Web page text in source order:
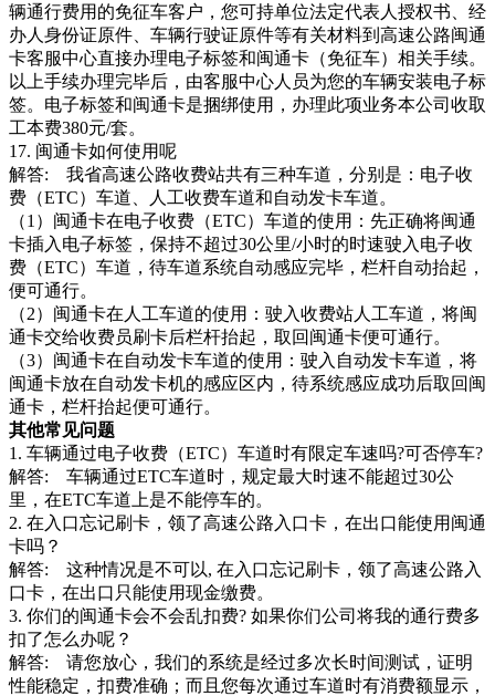
辆通行费用的免征车客户，您可持单位法定代表人授权书、经
办人身份证原件、车辆行驶证原件等有关材料到高速公路闽通
卡客服中心直接办理电子标签和闽通卡（免征车）相关手续。
以上手续办理完毕后，由客服中心人员为您的车辆安装电子标
签。电子标签和闽通卡是捆绑使用，办理此项业务本公司收取
工本费380元/套。
17. 闽通卡如何使用呢
解答: 我省高速公路收费站共有三种车道，分别是：电子收
费（ETC）车道、人工收费车道和自动发卡车道。
（1）闽通卡在电子收费（ETC）车道的使用：先正确将闽通
卡插入电子标签，保持不超过30公里/小时的时速驶入电子收
费（ETC）车道，待车道系统自动感应完毕，栏杆自动抬起，
便可通行。
（2）闽通卡在人工车道的使用：驶入收费站人工车道，将闽
通卡交给收费员刷卡后栏杆抬起，取回闽通卡便可通行。
（3）闽通卡在自动发卡车道的使用：驶入自动发卡车道，将
闽通卡放在自动发卡机的感应区内，待系统感应成功后取回闽
通卡，栏杆抬起便可通行。
其他常见问题
1. 车辆通过电子收费（ETC）车道时有限定车速吗?可否停车?
解答: 车辆通过ETC车道时，规定最大时速不能超过30公
里，在ETC车道上是不能停车的。
2. 在入口忘记刷卡，领了高速公路入口卡，在出口能使用闽通
卡吗？
解答: 这种情况是不可以, 在入口忘记刷卡，领了高速公路入
口卡，在出口只能使用现金缴费。
3. 你们的闽通卡会不会乱扣费? 如果你们公司将我的通行费多
扣了怎么办呢？
解答: 请您放心，我们的系统是经过多次长时间测试，证明
性能稳定，扣费准确；而且您每次通过车道时有消费额显示，